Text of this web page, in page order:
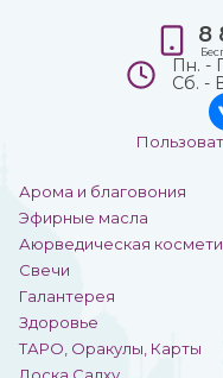
Арома и благовония
Эфирные масла
Аюрведическая
Свечи
Галантерея
Здоровье
ТАРО, Оракулы, Карты
8
Пн. -
Сб. -